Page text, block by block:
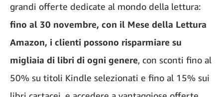
grandi offerte dedicate al mondo della lettura:
fino al 30 novembre, con il Mese della Lettura
Amazon, i clienti possono risparmiare su
migliaia di libri di ogni genere, con sconti fino al
50% su titoli Kindle selezionati e fino al 15% sui